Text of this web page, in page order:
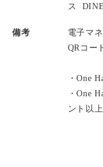
ス
備考
電子マ
QRコー
・One
・One
ント以